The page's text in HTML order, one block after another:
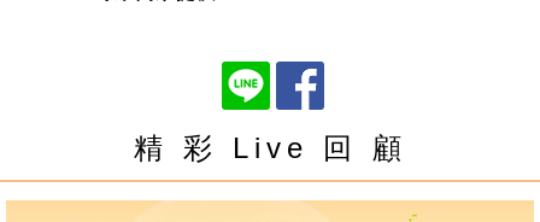
精 彩 Live 回 顧